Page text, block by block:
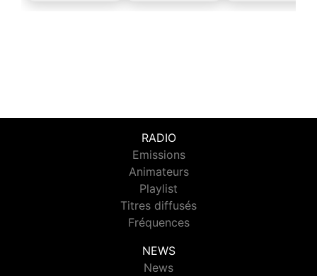
RADIO
Emissions
Animateurs
Playlist
Titres diffusés
Fréquences
NEWS
News